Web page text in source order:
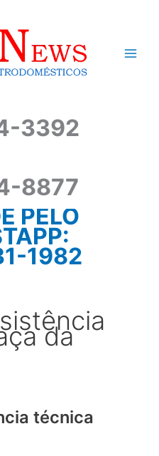
3392
8877
PELO
1982
da
técnica